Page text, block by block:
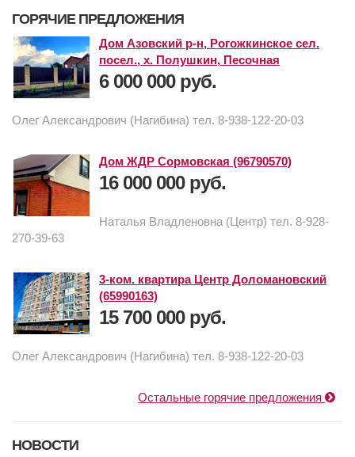
ГОРЯЧИЕ ПРЕДЛОЖЕНИЯ
Дом Азовский р-н, Рогожкинское сел.
посел., х. Полушкин, Песочная
6 000 000 руб.
Олег Александрович (Нагибина) тел. 8-938-122-20-03
Дом ЖДР Сормовская (96790570)
16 000 000 руб.
Наталья Владленовна (Центр) тел. 8-928-
270-39-63
3-ком. квартира Центр Доломановский
(65990163)
15 700 000 руб.
Олег Александрович (Нагибина) тел. 8-938-122-20-03
Остальные горячие предложения
НОВОСТИ